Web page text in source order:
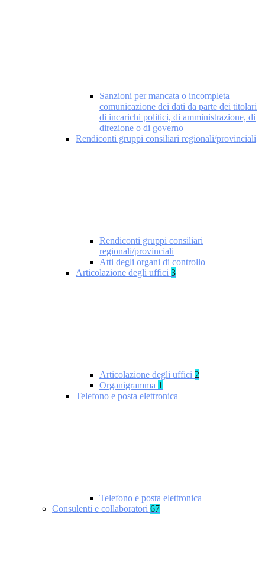
Sanzioni per mancata o incompleta
comunicazione dei dati da parte dei titolari
di incarichi politici, di amministrazione, di
direzione o di governo
Rendiconti gruppi consiliari regionali/provinciali
Rendiconti gruppi consiliari
regionali/provinciali
Atti degli organi di controllo
Articolazione degli uffici 3
Articolazione degli uffici 2
Organigramma 1
Telefono e posta elettronica
Telefono e posta elettronica
Consulenti e collaboratori 67